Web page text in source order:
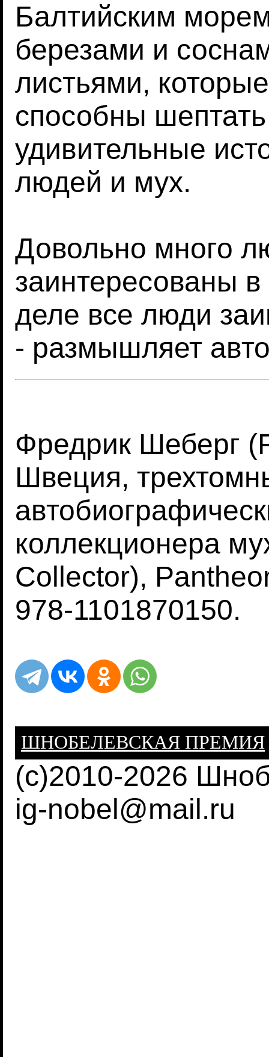
Балтийским
березами и
листьями,
способны
удивительные
людей и мух.
Довольно много
заинтересованы
деле все люди
- размышляет
Фредрик Шеберг
Швеция,
коллекционера
Collector),
978-1101870150.
ШНОБЕЛЕВСКАЯ ПРЕМИЯ
(c)2010-2026
ig-nobel@mail.ru